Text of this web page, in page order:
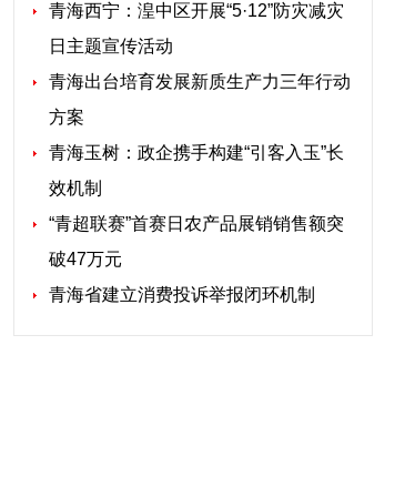
青海西宁：湟中区开展“5·12”防灾减灾
日主题宣传活动
青海出台培育发展新质生产力三年行动
方案
青海玉树：政企携手构建“引客入玉”长
效机制
“青超联赛”首赛日农产品展销销售额突
破47万元
青海省建立消费投诉举报闭环机制